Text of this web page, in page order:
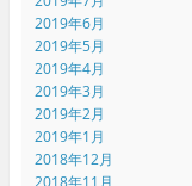
2019年6月
2019年5月
2019年4月
2019年3月
2019年2月
2019年1月
2018年12月